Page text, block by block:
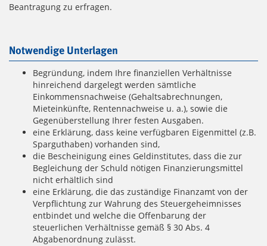
Beantragung zu erfragen.
Notwendige Unterlagen
Begründung, indem Ihre finanziellen Verhältnisse
hinreichend dargelegt werden sämtliche
Einkommensnachweise (Gehaltsabrechnungen,
Mieteinkünfte, Rentennachweise u. a.), sowie die
Gegenüberstellung Ihrer festen Ausgaben.
eine Erklärung, dass keine verfügbaren Eigenmittel (z.B.
Sparguthaben) vorhanden sind,
die Bescheinigung eines Geldinstitutes, dass die zur
Begleichung der Schuld nötigen Finanzierungsmittel
nicht erhältlich sind
eine Erklärung, die das zuständige Finanzamt von der
Verpflichtung zur Wahrung des Steuergeheimnisses
entbindet und welche die Offenbarung der
steuerlichen Verhältnisse gemäß § 30 Abs. 4
Abgabenordnung zulässt.